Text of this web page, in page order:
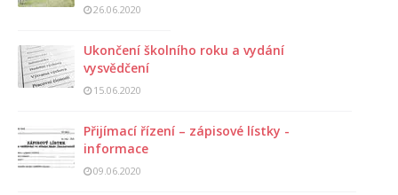
26.06.2020
Ukončení školního roku a vydání
vysvědčení
15.06.2020
Přijímací řízení – zápisové lístky -
informace
09.06.2020